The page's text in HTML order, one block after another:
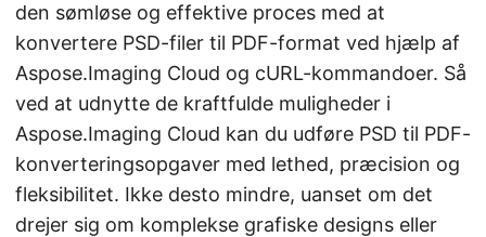
den sømløse og effektive proces med at
konvertere PSD-filer til PDF-format ved hjælp af
Aspose.Imaging Cloud og cURL-kommandoer. Så
ved at udnytte de kraftfulde muligheder i
Aspose.Imaging Cloud kan du udføre PSD til PDF-
konverteringsopgaver med lethed, præcision og
fleksibilitet. Ikke desto mindre, uanset om det
drejer sig om komplekse grafiske designs eller